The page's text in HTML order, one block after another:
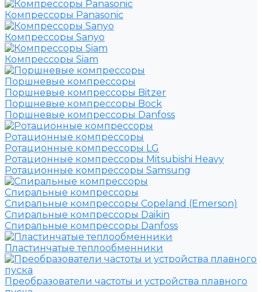
Компрессоры Panasonic
Компрессоры Sanyo
Компрессоры Siam
Поршневые компрессоры
Поршневые компрессоры Bitzer
Поршневые компрессоры Bock
Поршневые компрессоры Danfoss
Ротационные компрессоры
Ротационные компрессоры LG
Ротационные компрессоры Mitsubishi Heavy
Ротационные компрессоры Samsung
Спиральные компрессоры
Спиральные компрессоры Copeland (Emerson)
Спиральные компрессоры Daikin
Спиральные компрессоры Danfoss
Пластинчатые теплообменники
Преобразователи частоты и устройства плавного